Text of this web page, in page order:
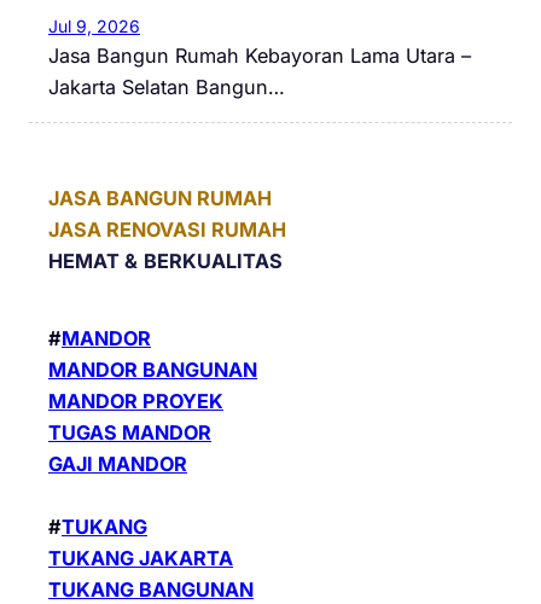
Jul 9, 2026
Jasa Bangun Rumah Kebayoran Lama Utara –
Jakarta Selatan Bangun…
JASA BANGUN RUMAH
JASA RENOVASI RUMAH
HEMAT & BERKUALITAS
#MANDOR
MANDOR BANGUNAN
MANDOR PROYEK
TUGAS MANDOR
GAJI MANDOR
#TUKANG
TUKANG JAKARTA
TUKANG BANGUNAN